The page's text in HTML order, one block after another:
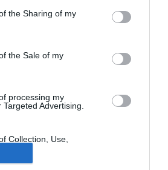
the Sharing of my
the Sale of my
processing my
Advertising.
Collection, Use,
or Sharing of my
Is Unrelated with the
it was collected.
ancora ufficialmente cominciato ma
tra rinnovi e ufficialità
sulla
per presentarsi nel miglior
di partenza della stagione